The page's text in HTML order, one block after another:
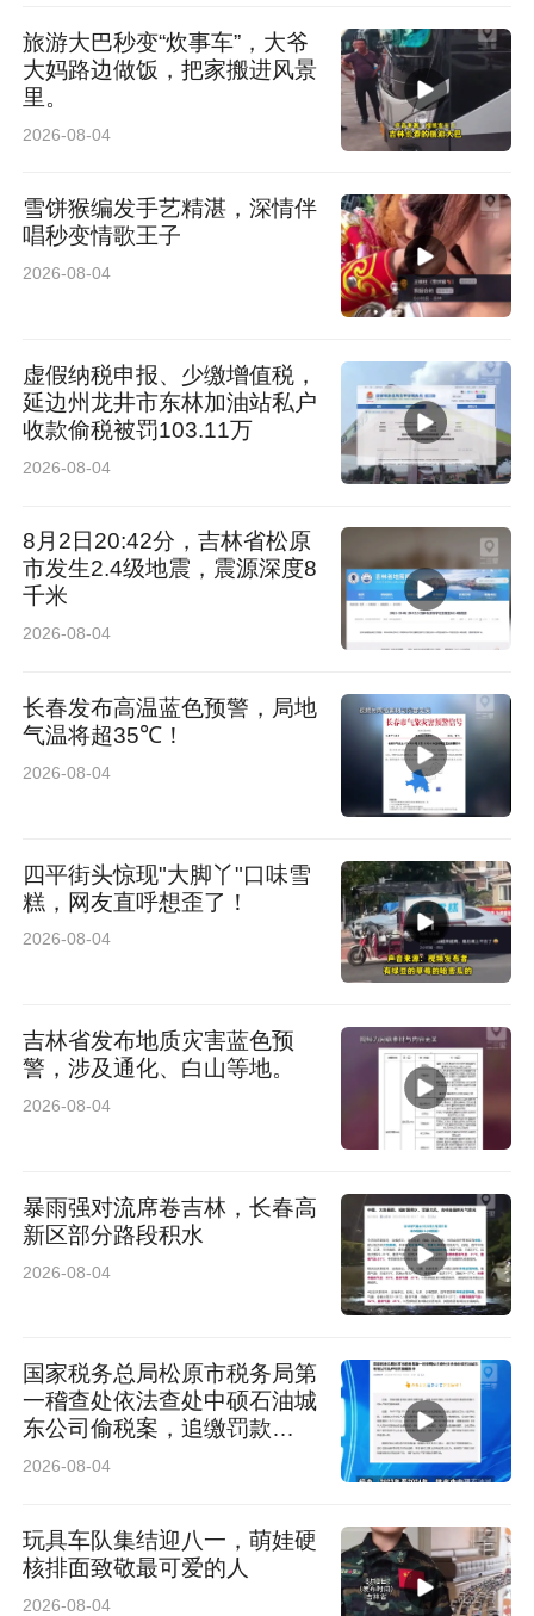
旅游大巴秒变“炊事车”，大爷
大妈路边做饭，把家搬进风景
里。
2026-08-04
雪饼猴编发手艺精湛，深情伴
唱秒变情歌王子
2026-08-04
虚假纳税申报、少缴增值税，
延边州龙井市东林加油站私户
收款偷税被罚103.11万
2026-08-04
8月2日20:42分，吉林省松原
市发生2.4级地震，震源深度8
千米
2026-08-04
长春发布高温蓝色预警，局地
气温将超35℃！
2026-08-04
四平街头惊现"大脚丫"口味雪
糕，网友直呼想歪了！
2026-08-04
吉林省发布地质灾害蓝色预
警，涉及通化、白山等地。
2026-08-04
暴雨强对流席卷吉林，长春高
新区部分路段积水
2026-08-04
国家税务总局松原市税务局第
一稽查处依法查处中硕石油城
东公司偷税案，追缴罚款
221.5万元
2026-08-04
玩具车队集结迎八一，萌娃硬
核排面致敬最可爱的人
2026-08-04